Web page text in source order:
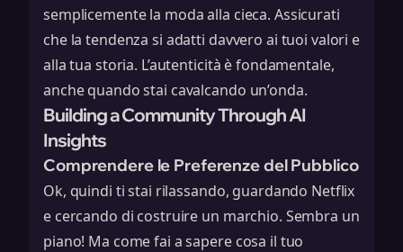
semplicemente la moda alla cieca. Assicurati
che la tendenza si adatti davvero ai tuoi valori e
alla tua storia. L’autenticità è fondamentale,
anche quando stai cavalcando un’onda.
Building a Community Through AI
Insights
Comprendere le Preferenze del Pubblico
Ok, quindi ti stai rilassando, guardando Netflix
e cercando di costruire un marchio. Sembra un
piano! Ma come fai a sapere cosa il tuo